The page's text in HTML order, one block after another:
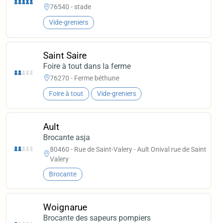
76540 - stade
Vide-greniers
Saint Saire
Foire à tout dans la ferme
76270 - Ferme béthune
Foire à tout Vide-greniers
Ault
Brocante asja
80460 - Rue de Saint-Valery - Ault Onival rue de Saint
Valery
Brocante
Woignarue
Brocante des sapeurs pompiers